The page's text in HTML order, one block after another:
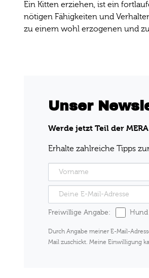
Ein Kitten erziehen, ist ein
nötigen Fähigkeiten und
zu einem wohl erzogenen und
Unser
Werde jetzt Teil der
Erhalte zahlreiche Tipps
Freiwillige Angabe: Hund
Durch Angabe meiner E-Mail-
Mail zuschickt. Meine Einwilligung